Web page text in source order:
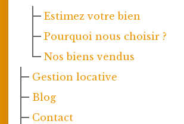
Estimez votre bien
Pourquoi nous choisir ?
Nos biens vendus
Gestion locative
Blog
Contact